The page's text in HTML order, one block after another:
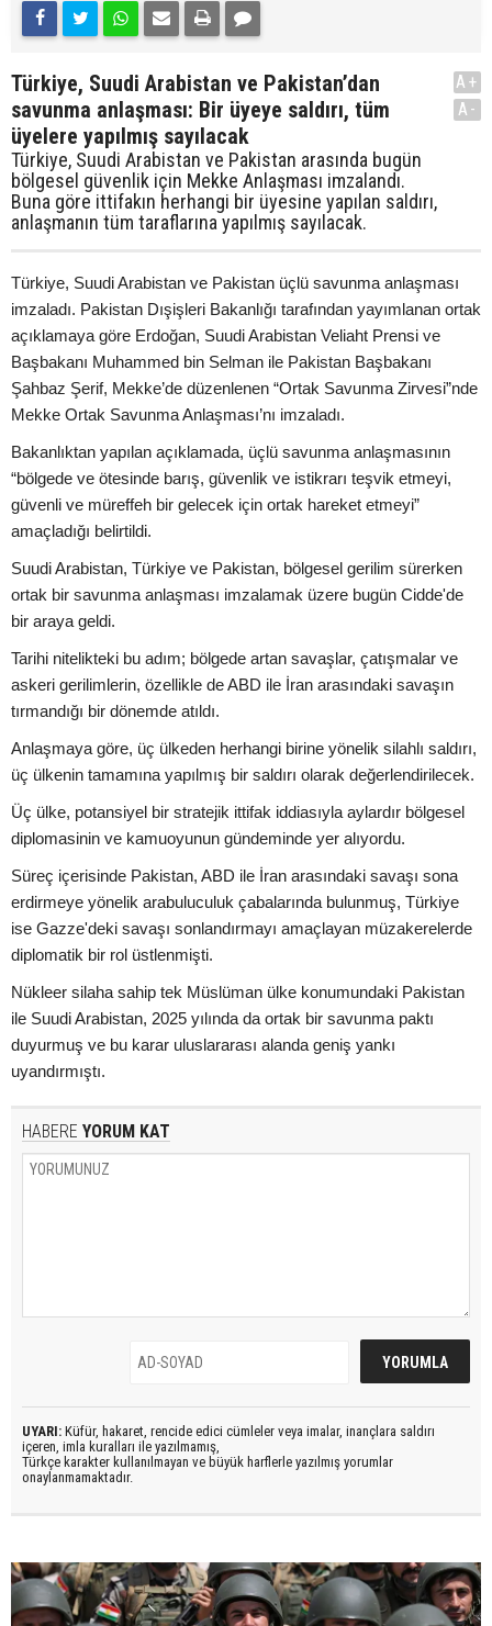
Türkiye, Suudi Arabistan ve Pakistan’dan
savunma anlaşması: Bir üyeye saldırı, tüm
üyelere yapılmış sayılacak
Türkiye, Suudi Arabistan ve Pakistan arasında bugün
bölgesel güvenlik için Mekke Anlaşması imzalandı.
Buna göre ittifakın herhangi bir üyesine yapılan saldırı,
anlaşmanın tüm taraflarına yapılmış sayılacak.
A+
A-
Türkiye, Suudi Arabistan ve Pakistan üçlü savunma anlaşması
imzaladı. Pakistan Dışişleri Bakanlığı tarafından yayımlanan ortak
açıklamaya göre Erdoğan, Suudi Arabistan Veliaht Prensi ve
Başbakanı Muhammed bin Selman ile Pakistan Başbakanı
Şahbaz Şerif, Mekke’de düzenlenen “Ortak Savunma Zirvesi”nde
Mekke Ortak Savunma Anlaşması’nı imzaladı.
Bakanlıktan yapılan açıklamada, üçlü savunma anlaşmasının
“bölgede ve ötesinde barış, güvenlik ve istikrarı teşvik etmeyi,
güvenli ve müreffeh bir gelecek için ortak hareket etmeyi”
amaçladığı belirtildi.
Suudi Arabistan, Türkiye ve Pakistan, bölgesel gerilim sürerken
ortak bir savunma anlaşması imzalamak üzere bugün Cidde'de
bir araya geldi.
Tarihi nitelikteki bu adım; bölgede artan savaşlar, çatışmalar ve
askeri gerilimlerin, özellikle de ABD ile İran arasındaki savaşın
tırmandığı bir dönemde atıldı.
Anlaşmaya göre, üç ülkeden herhangi birine yönelik silahlı saldırı,
üç ülkenin tamamına yapılmış bir saldırı olarak değerlendirilecek.
Üç ülke, potansiyel bir stratejik ittifak iddiasıyla aylardır bölgesel
diplomasinin ve kamuoyunun gündeminde yer alıyordu.
Süreç içerisinde Pakistan, ABD ile İran arasındaki savaşı sona
erdirmeye yönelik arabuluculuk çabalarında bulunmuş, Türkiye
ise Gazze'deki savaşı sonlandırmayı amaçlayan müzakerelerde
diplomatik bir rol üstlenmişti.
Nükleer silaha sahip tek Müslüman ülke konumundaki Pakistan
ile Suudi Arabistan, 2025 yılında da ortak bir savunma paktı
duyurmuş ve bu karar uluslararası alanda geniş yankı
uyandırmıştı.
HABERE YORUM KAT
UYARI: Küfür, hakaret, rencide edici cümleler veya imalar, inançlara saldırı
içeren, imla kuralları ile yazılmamış,
Türkçe karakter kullanılmayan ve büyük harflerle yazılmış yorumlar
onaylanmamaktadır.